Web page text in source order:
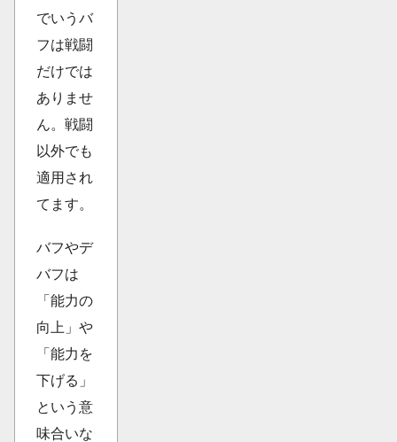
でいうバ
フは戦闘
だけでは
ありませ
ん。戦闘
以外でも
適用され
てます。
バフやデ
バフは
「能力の
向上」や
「能力を
下げる」
という意
味合いな